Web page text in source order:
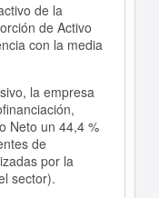
de la
de Activo
con la media
la empresa
Neto un 44,4 %
de
por la
sector).